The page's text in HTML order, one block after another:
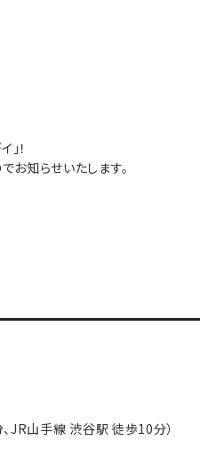
！
お知らせいたします。
山手線 渋谷駅 徒歩10分）